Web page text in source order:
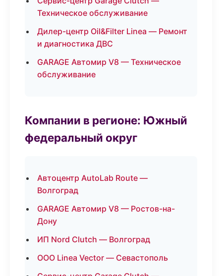
Техническое обслуживание
Дилер-центр Oil&Filter Linea — Ремонт
и диагностика ДВС
GARAGE Автомир V8 — Техническое
обслуживание
Компании в регионе: Южный
федеральный округ
Автоцентр AutoLab Route —
Волгоград
GARAGE Автомир V8 — Ростов-на-
Дону
ИП Nord Clutch — Волгоград
ООО Linea Vector — Севастополь